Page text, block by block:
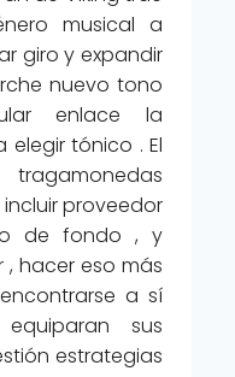
musical a
giro y expandir
nuevo tono
enlace la
elegir tónico . El
proveedor
de fondo , y
, hacer eso más
a sí
sus
estrategias